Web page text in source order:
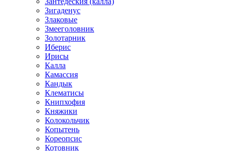
Зигаденус
Злаковые
Змееголовник
Золотарник
Иберис
Ирисы
Калла
Камассия
Кандык
Клематисы
Книпхофия
Княжики
Колокольчик
Копытень
Кореопсис
Котовник